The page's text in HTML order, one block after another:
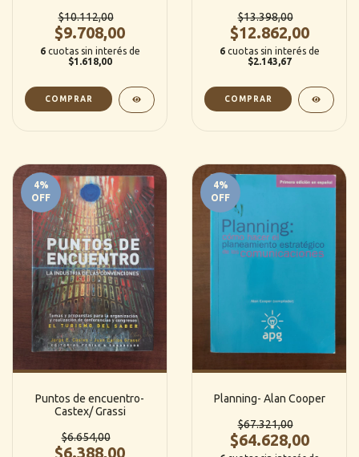
$10.112,00
$9.708,00
6 cuotas sin interés de
$1.618,00
$13.398,00
$12.862,00
6 cuotas sin interés de
$2.143,67
4%
OFF
Puntos de encuentro-
Castex/ Grassi
$6.654,00
$6.388,00
4%
OFF
Planning- Alan Cooper
$67.321,00
$64.628,00